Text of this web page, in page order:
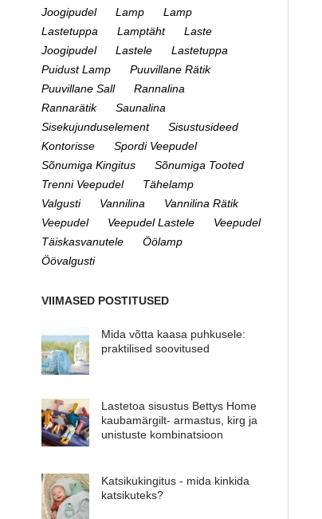
Joogipudel
Lamp
Lamp
Lastetuppa
Lamptäht
Laste
Joogipudel
Lastele
Lastetuppa
Puidust Lamp
Puuvillane Rätik
Puuvillane Sall
Rannalina
Rannarätik
Saunalina
Sisekujunduselement
Sisustusideed
Kontorisse
Spordi Veepudel
Sõnumiga Kingitus
Sõnumiga Tooted
Trenni Veepudel
Tähelamp
Valgusti
Vannilina
Vannilina Rätik
Veepudel
Veepudel Lastele
Veepudel
Täiskasvanutele
Öölamp
Öövalgusti
VIIMASED POSTITUSED
Mida võtta kaasa puhkusele:
praktilised soovitused
Lastetoa sisustus Bettys Home
kaubamärgilt- armastus, kirg ja
unistuste kombinatsioon
Katsikukingitus - mida kinkida
katsikuteks?